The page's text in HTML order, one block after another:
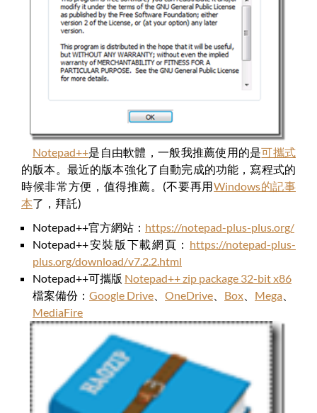
Notepad++是自由軟體，一般我推薦使用的是可攜式
的版本。最近的版本強化了自動完成的功能，寫程式的
時候非常方便，值得推薦。(不要再用Windows的記事
本了，拜託)
Notepad++官方網站： https://notepad-plus-plus.org/
Notepad++安裝版下載網頁： https://notepad-plus-
plus.org/download/v7.2.2.html
Notepad++可攜版 Notepad++ zip package 32-bit x86
檔案備份： Google Drive OneDrive Box Mega
MediaFire